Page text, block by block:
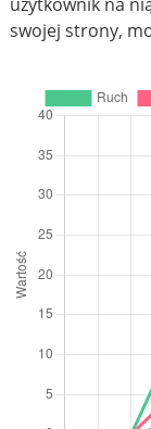
swojej strony,